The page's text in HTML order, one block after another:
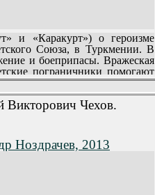
и «Каракурт») о героизме
Союза, в Туркмении. В
и боеприпасы. Вражеская
пограничники помогают
Викторович Чехов.
Ноздрачев, 2013